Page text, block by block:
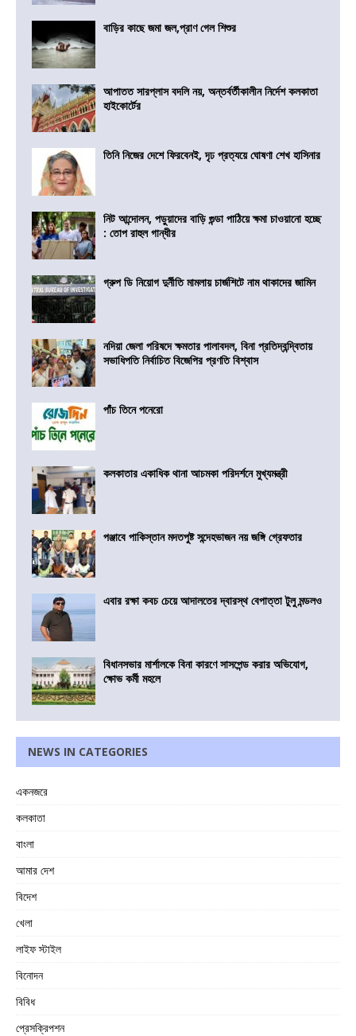
বাড়ির কাছে জমা জল,প্রাণ গেল শিশুর
আপাতত সারপ্লাস বদলি নয়, অন্তর্বর্তীকালীন নির্দেশ কলকাতা
হাইকোর্টের
তিনি নিজের দেশে ফিরবেনই, দৃঢ প্রত্যয়ে ঘোষণা শেখ হাসিনার
নিট আন্দোলন, পড়ুয়াদের বাড়ি গুন্ডা পাঠিয়ে ক্ষমা চাওয়ানো হচ্ছে
: তোপ রাহুল গান্ধীর
গ্রুপ ডি নিয়োগ দুর্নীতি মামলায় চার্জশিটে নাম থাকাদের জামিন
নদিয়া জেলা পরিষদে ক্ষমতার পালাবদল, বিনা প্রতিদ্বন্দ্বিতায়
সভাধিপতি নির্বাচিত বিজেপির প্রণতি বিশ্বাস
পাঁচ তিনে পনেরো
কলকাতার একাধিক থানা আচমকা পরিদর্শনে মুখ্যমন্ত্রী
পঞ্জাবে পাকিস্তান মদতপুষ্ট সন্দেহভাজন নয় জঙ্গি গ্রেফতার
এবার রক্ষা কবচ চেয়ে আদালতের দ্বারস্থ বেপাত্তা টুলু মন্ডলও
বিধানসভার মার্শালকে বিনা কারণে সাসপেন্ড করার অভিযোগ,
ক্ষোভ কর্মী মহলে
NEWS IN CATEGORIES
একনজরে
কলকাতা
বাংলা
আমার দেশ
বিদেশ
খেলা
লাইফ স্টাইল
বিনোদন
বিবিধ
প্রেসক্রিপশন